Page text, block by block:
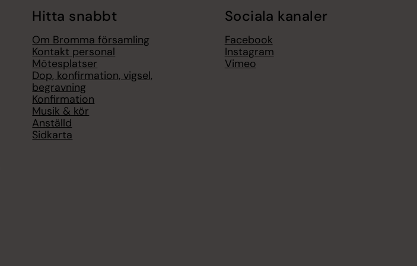
Hitta snabbt
Om Bromma församling
Kontakt personal
Mötesplatser
Dop, konfirmation, vigsel,
begravning
Konfirmation
Musik & kör
Anställd
Sidkarta
Sociala kanaler
Facebook
Instagram
Vimeo